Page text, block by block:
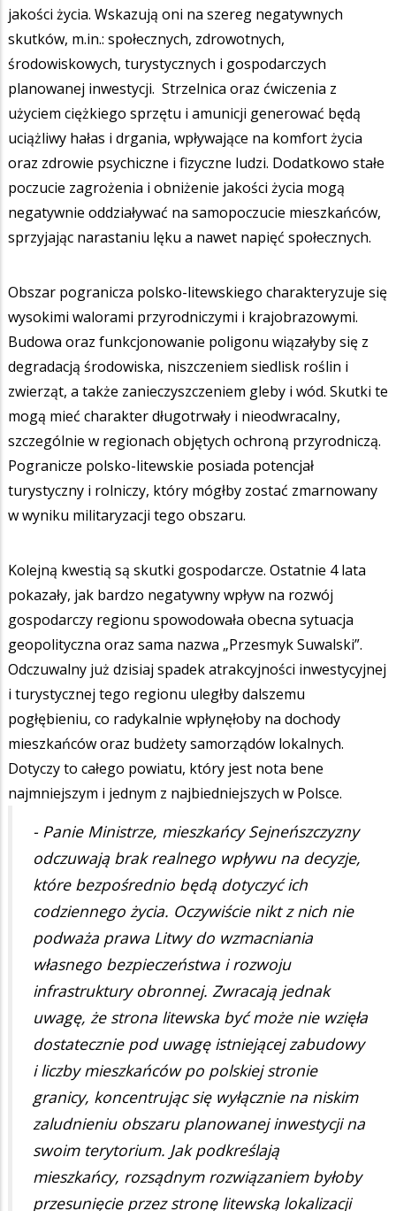
jakości życia. Wskazują oni na szereg negatywnych
skutków, m.in.: społecznych, zdrowotnych,
środowiskowych, turystycznych i gospodarczych
planowanej inwestycji. Strzelnica oraz ćwiczenia z
użyciem ciężkiego sprzętu i amunicji generować będą
uciążliwy hałas i drgania, wpływające na komfort życia
oraz zdrowie psychiczne i fizyczne ludzi. Dodatkowo stałe
poczucie zagrożenia i obniżenie jakości życia mogą
negatywnie oddziaływać na samopoczucie mieszkańców,
sprzyjając narastaniu lęku a nawet napięć społecznych.
Obszar pogranicza polsko-litewskiego charakteryzuje się
wysokimi walorami przyrodniczymi i krajobrazowymi.
Budowa oraz funkcjonowanie poligonu wiązałyby się z
degradacją środowiska, niszczeniem siedlisk roślin i
zwierząt, a także zanieczyszczeniem gleby i wód. Skutki te
mogą mieć charakter długotrwały i nieodwracalny,
szczególnie w regionach objętych ochroną przyrodniczą.
Pogranicze polsko-litewskie posiada potencjał
turystyczny i rolniczy, który mógłby zostać zmarnowany
w wyniku militaryzacji tego obszaru.
Kolejną kwestią są skutki gospodarcze. Ostatnie 4 lata
pokazały, jak bardzo negatywny wpływ na rozwój
gospodarczy regionu spowodowała obecna sytuacja
geopolityczna oraz sama nazwa „Przesmyk Suwalski”.
Odczuwalny już dzisiaj spadek atrakcyjności inwestycyjnej
i turystycznej tego regionu uległby dalszemu
pogłębieniu, co radykalnie wpłynęłoby na dochody
mieszkańców oraz budżety samorządów lokalnych.
Dotyczy to całego powiatu, który jest nota bene
najmniejszym i jednym z najbiedniejszych w Polsce.
- Panie Ministrze, mieszkańcy Sejneńszczyzny
odczuwają brak realnego wpływu na decyzje,
które bezpośrednio będą dotyczyć ich
codziennego życia. Oczywiście nikt z nich nie
podważa prawa Litwy do wzmacniania
własnego bezpieczeństwa i rozwoju
infrastruktury obronnej. Zwracają jednak
uwagę, że strona litewska być może nie wzięła
dostatecznie pod uwagę istniejącej zabudowy
i liczby mieszkańców po polskiej stronie
granicy, koncentrując się wyłącznie na niskim
zaludnieniu obszaru planowanej inwestycji na
swoim terytorium. Jak podkreślają
mieszkańcy, rozsądnym rozwiązaniem byłoby
przesunięcie przez stronę litewską lokalizacji